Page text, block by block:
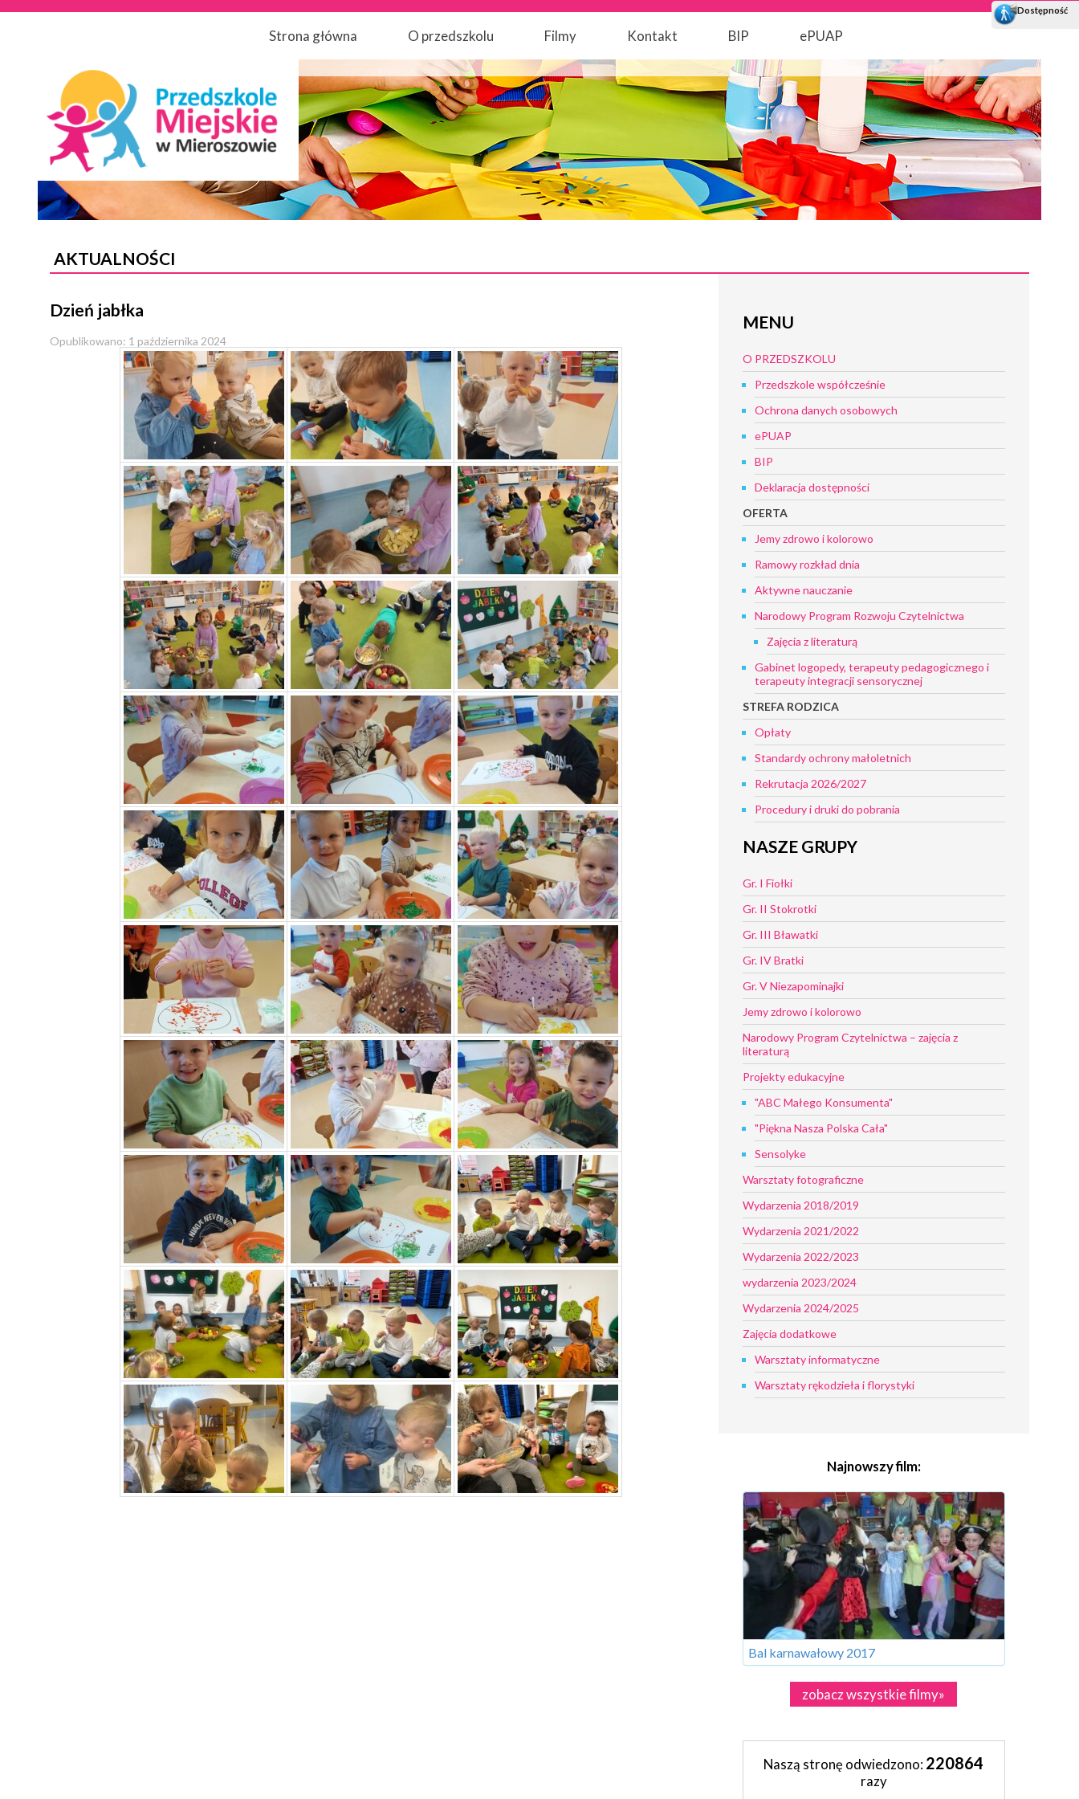
Strona główna O przedszkolu Filmy Kontakt BIP ePUAP
AKTUALNOŚCI
MENU
O PRZEDSZKOLU
Przedszkole współcześnie
Ochrona danych osobowych
ePUAP
BIP
Deklaracja dostępności
OFERTA
Jemy zdrowo i kolorowo
Ramowy rozkład dnia
Aktywne nauczanie
Narodowy Program Rozwoju Czytelnictwa
Zajęcia z literaturą
Gabinet logopedy, terapeuty pedagogicznego i
terapeuty integracji sensorycznej
STREFA RODZICA
Opłaty
Standardy ochrony małoletnich
Rekrutacja 2026/2027
Procedury i druki do pobrania
NASZE GRUPY
Gr. I Fiołki
Gr. II Stokrotki
Gr. III Bławatki
Gr. IV Bratki
Gr. V Niezapominajki
Jemy zdrowo i kolorowo
Narodowy Program Czytelnictwa – zajęcia z
literaturą
Projekty edukacyjne
"ABC Małego Konsumenta"
"Piękna Nasza Polska Cała"
Sensolyke
Warsztaty fotograficzne
Wydarzenia 2018/2019
Wydarzenia 2021/2022
Wydarzenia 2022/2023
wydarzenia 2023/2024
Wydarzenia 2024/2025
Zajęcia dodatkowe
Warsztaty informatyczne
Warsztaty rękodzieła i florystyki
Najnowszy film:
Bal karnawałowy 2017
zobacz wszystkie filmy»
Naszą stronę odwiedzono: 220864
razy
Dzień jabłka
Opublikowano: 1 października 2024